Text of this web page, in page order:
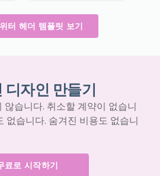
터 헤더 템플릿 보기
디자인 만들기
않습니다. 취소할 계약이 없습니
없습니다. 숨겨진 비용도 없습니
료로 시작하기